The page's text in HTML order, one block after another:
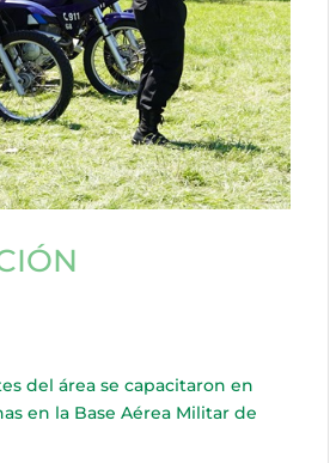
del área se capacitaron en
en la Base Aérea Militar de